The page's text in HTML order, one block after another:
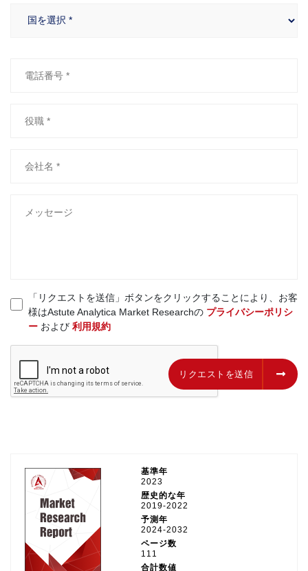
「リクエストを送信」ボタンをクリックすることにより、お客
様はAstute Analytica Market Researchの プライバシーポリシ
ーおよび 利用規約
リクエストを送信 リクエストを送信
基準年
2023
歴史的な年
2019-2022
予測年
2024-2032
ページ数
111
合計数値